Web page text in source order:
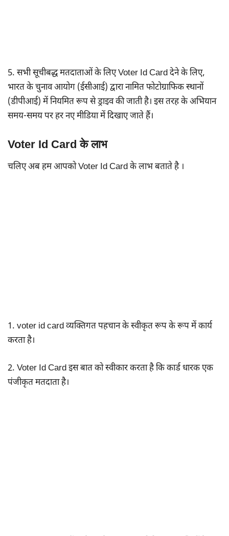
5. सभी सूचीबद्ध मतदाताओं के लिए Voter Id Card देने के लिए,
भारत के चुनाव आयोग (ईसीआई) द्वारा नामित फोटोग्राफिक स्थानों
(डीपीआई) में नियमित रूप से ड्राइव की जाती है। इस तरह के अभियान
समय-समय पर हर नए मीडिया में दिखाए जाते हैं।
Voter Id Card के लाभ
चलिए अब हम आपको Voter Id Card के लाभ बताते है ।
1. voter id card व्यक्तिगत पहचान के स्वीकृत रूप के रूप में कार्य
करता है।
2. Voter Id Card इस बात को स्वीकार करता है कि कार्ड धारक एक
पंजीकृत मतदाता है।